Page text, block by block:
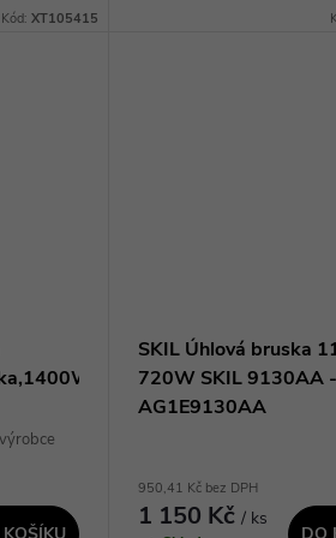
Kód: XT105415
materiály, brousit sváry,
SKIL Úhlová bruska
720W SKIL 9130AA -
AG1E9130AA
950,41 Kč bez DPH
1 150 Kč / ks